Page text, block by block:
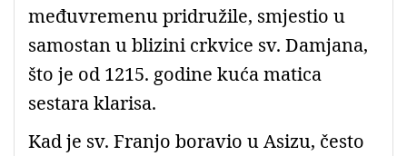
međuvremenu pridružile, smjestio u
samostan u blizini crkvice sv. Damjana,
što je od 1215. godine kuća matica
sestara klarisa.
Kad je sv. Franjo boravio u Asizu, često